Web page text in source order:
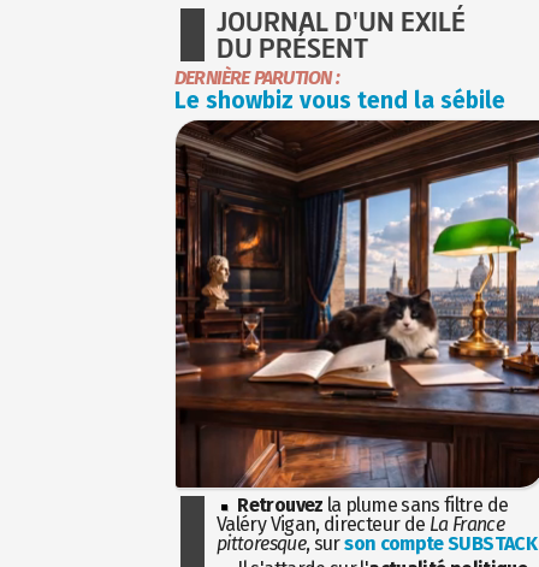
JOURNAL D'UN EXILÉ
DU PRÉSENT
DERNIÈRE PARUTION :
Le showbiz vous tend la sébile
Retrouvez la plume sans filtre de
Valéry Vigan, directeur de La France
pittoresque, surson compte SUBSTACK